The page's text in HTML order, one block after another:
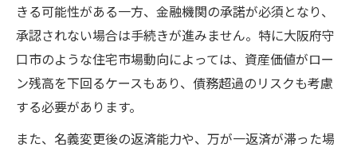
きる可能性がある一方、金融機関の承諾が必須となり、
承認されない場合は手続きが進みません。特に大阪府守
口市のような住宅市場動向によっては、資産価値がロー
ン残高を下回るケースもあり、債務超過のリスクも考慮
する必要があります。
また、名義変更後の返済能力や、万が一返済が滞った場